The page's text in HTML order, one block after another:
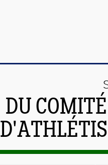
DU